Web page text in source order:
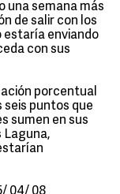
una semana más
de salir con los
estaría enviando
con sus
porcentual
seis puntos que
sumen en sus
Laguna,